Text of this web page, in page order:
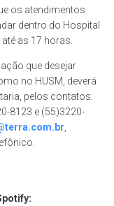
os atendimentos
dentro do Hospital
as 17 horas.
que desejar
no HUSM, deverá
pelos contatos:
8123 e (55)3220-
,